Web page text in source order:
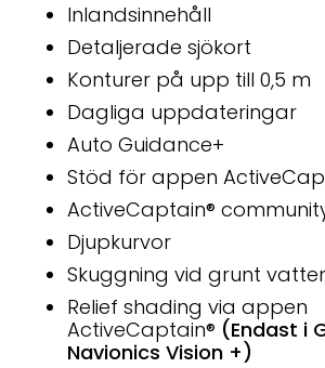
Inlandsinnehåll
Detaljerade sjökort
Konturer på upp till 0,5 m
Dagliga uppdateringar
Auto Guidance+
Stöd för appen
ActiveCaptain®
Djupkurvor
Skuggning vid grunt
Relief shading via appen
ActiveCaptain® (Endast i
Navionics Vision +)